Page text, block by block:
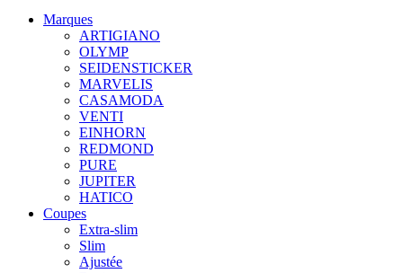
Marques
ARTIGIANO
OLYMP
SEIDENSTICKER
MARVELIS
CASAMODA
VENTI
EINHORN
REDMOND
PURE
JUPITER
HATICO
Coupes
Extra-slim
Slim
Ajustée